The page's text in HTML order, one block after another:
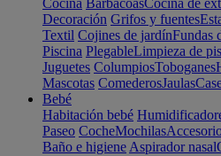
Cocina BarbacoasCocina de
Decoración Grifos y fuentes
Textil Cojines de jardínFundas
Piscina PlegableLimpieza de
Juguetes ColumpiosToboganes
Mascotas ComederosJaulas
Bebé
Habitación bebé
Paseo CocheMochilas
Baño e higiene Aspirador nasal